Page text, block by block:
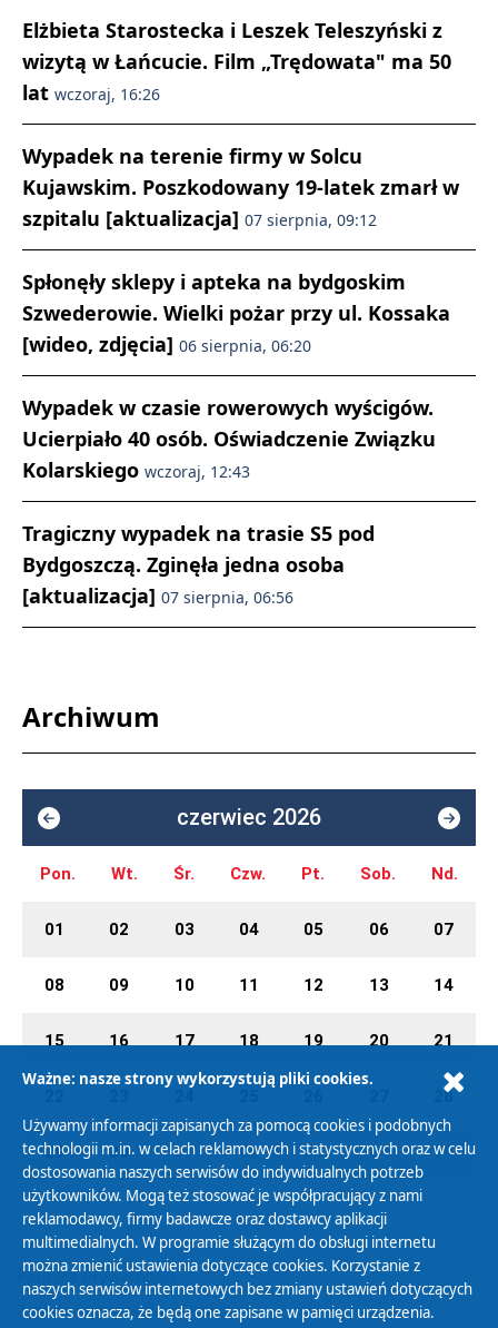
Elżbieta Starostecka i Leszek Teleszyński z
wizytą w Łańcucie. Film „Trędowata" ma 50
lat wczoraj, 16:26
Wypadek na terenie firmy w Solcu
Kujawskim. Poszkodowany 19-latek zmarł w
szpitalu [aktualizacja] 07 sierpnia, 09:12
Spłonęły sklepy i apteka na bydgoskim
Szwederowie. Wielki pożar przy ul. Kossaka
[wideo, zdjęcia] 06 sierpnia, 06:20
Wypadek w czasie rowerowych wyścigów.
Ucierpiało 40 osób. Oświadczenie Związku
Kolarskiego wczoraj, 12:43
Tragiczny wypadek na trasie S5 pod
Bydgoszczą. Zginęła jedna osoba
[aktualizacja] 07 sierpnia, 06:56
Archiwum
czerwiec 2026
Pon. Wt. Śr. Czw. Pt. Sob. Nd.
01 02 03 04 05 06 07
08 09 10 11 12 13 14
15 16 17 18 19 20 21
28
29 30 01 02 03 04 05
Polityka Prywatności
Zasady korzystania z Serwisu
Ważne: nasze strony wykorzystują pliki cookies.
Używamy informacji zapisanych za pomocą cookies i podobnych
technologii m.in. w celach reklamowych i statystycznych oraz w celu
dostosowania naszych serwisów do indywidualnych potrzeb
użytkowników. Mogą też stosować je współpracujący z nami
reklamodawcy, firmy badawcze oraz dostawcy aplikacji
multimedialnych. W programie służącym do obsługi internetu
można zmienić ustawienia dotyczące cookies. Korzystanie z
naszych serwisów internetowych bez zmiany ustawień dotyczących
cookies oznacza, że będą one zapisane w pamięci urządzenia.